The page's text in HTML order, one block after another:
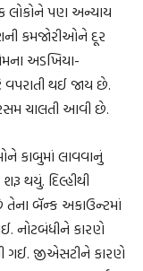
લોકોને પણ અન્યાય
કમજોરીઓને દૂર
અડખિયા-
થઈ જાય છે.
ચાલતી આવી છે.
કાબુમાં લાવવાનું
થયું. દિલ્હીથી
તેના બૅન્ક અકાઉન્ટમાં
નોટબંધીને કારણે
ગઈ. જીએસટીને કારણે